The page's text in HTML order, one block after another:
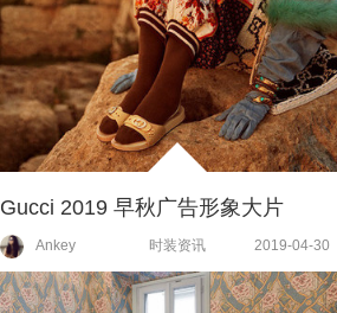
Gucci 2019 早秋广告形象大片
Ankey 时装资讯 2019-04-30